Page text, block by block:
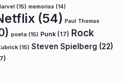
(15) memorias (14)
(54) Paul Thomas
poeta (15) Punk (17) Rock
(15) Steven Spielberg (22)